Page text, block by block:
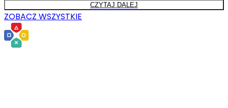
CZYTAJ DALEJ
ZOBACZ WSZYSTKIE